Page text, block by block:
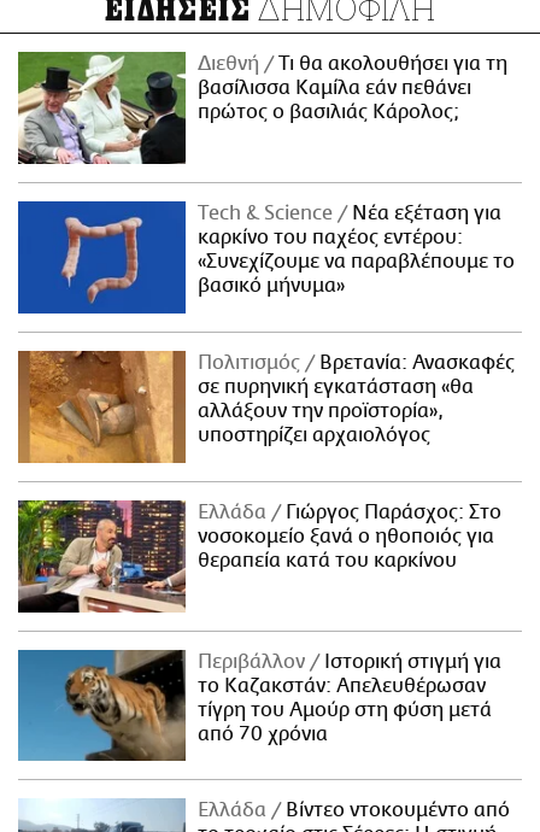
ΕΙΔΗΣΕΙΣ
Διεθνή
Τι θα ακολουθήσει για τη
βασίλισσα Καμίλα εάν πεθάνει
πρώτος ο βασιλιάς Κάρολος;
Τech & Science
Νέα εξέταση για
καρκίνο του παχέος εντέρου:
«Συνεχίζουμε να παραβλέπουμε το
βασικό μήνυμα»
Πολιτισμός
Βρετανία: Ανασκαφές
σε πυρηνική εγκατάσταση «θα
αλλάξουν την προϊστορία»,
υποστηρίζει αρχαιολόγος
Ελλάδα
Γιώργος Παράσχος: Στο
νοσοκομείο ξανά ο ηθοποιός για
θεραπεία κατά του καρκίνου
Περιβάλλον
Ιστορική στιγμή για
το Καζακστάν: Απελευθέρωσαν
τίγρη του Αμούρ στη φύση μετά
από 70 χρόνια
Ελλάδα
Βίντεο ντοκουμέντο από